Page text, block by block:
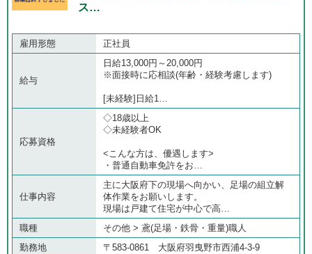
ス…
雇用形態 正社員
給与
日給13,000円～20,000円
※面接時に応相談(年齢・経験考慮します)
[未経験]日給1…
応募資格
◇18歳以上
◇未経験者OK
<こんな方は、優遇します>
・普通自動車免許をお…
仕事内容
主に大阪府下の現場へ向かい、足場の組立解
体作業をお願いします。
現場は戸建て住宅が中心で高…
職種
その他 > 鳶(足場・鉄骨・重量)職人
勤務地
〒583-0861 大阪府羽曳野市西浦4-3-9